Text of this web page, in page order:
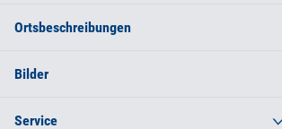
Ortsbeschreibungen
Bilder
Service